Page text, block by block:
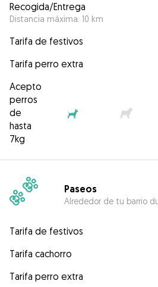
Recogida/Entrega
Distancia máxima: 10 km
Tarifa de festivos
Tarifa perro extra
Acepto
perros
de
hasta
7kg
Paseos
Alrededor de tu barrio
Tarifa de festivos
Tarifa cachorro
Tarifa perro extra